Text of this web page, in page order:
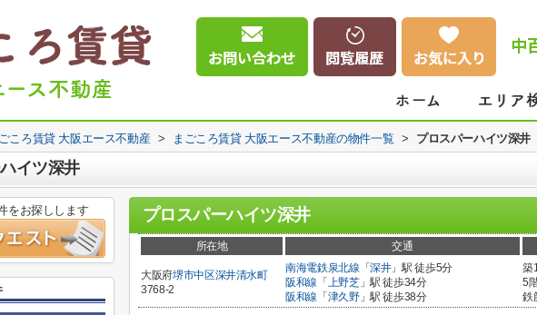
中
ころ賃貸 大阪エース不動産 > まごころ賃貸 大阪エース不動産の物件一覧 > プロスパーハイツ深井
イツ深井
プロスパーハイツ深井
所在地 交通
大阪府堺市中区深井清水町
3768-2
南海電鉄泉北線 「深井」駅 徒歩5分
阪和線 「 上野芝」駅 徒歩34分
阪和線 「 津久野」駅 徒歩38分
築
5
鉄
をお探しします